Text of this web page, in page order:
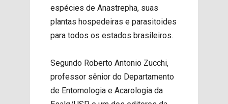
espécies de Anastrepha, suas
plantas hospedeiras e parasitoides
para todos os estados brasileiros.
Segundo Roberto Antonio Zucchi,
professor sênior do Departamento
de Entomologia e Acarologia da